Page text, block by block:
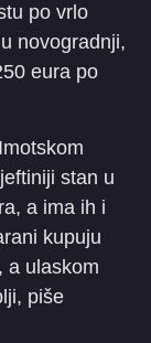
po vrlo
novogradnji,
eura po
stan u
a ima ih i
kupuju
a ulaskom
piše